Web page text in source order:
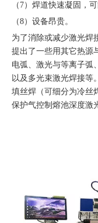
（7）焊道快速凝固，
（8）设备昂贵。
为了消除或减少激光焊
提出了一些用其它热源
电弧、激光与等离子弧
以及多光束激光焊接等
填丝焊（可细分为冷丝
保护气控制熔池深度激